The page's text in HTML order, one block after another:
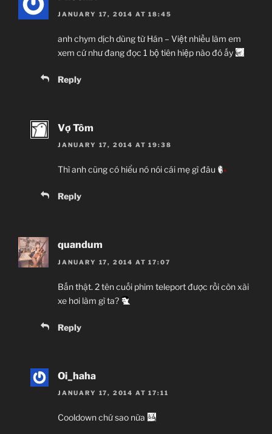
JANUARY 17, 2014 AT 18:45
anh chym dịch dùng từ Hán – Việt nhiều làm em
xem cứ như đang đọc 1 bộ tiên hiệp nào đó ấy
Reply
Vợ Tôm
JANUARY 17, 2014 AT 19:38
Thì anh cũng có hiểu nó nói cái mẹ gì đâu
Reply
quandum
JANUARY 17, 2014 AT 17:07
Bấn thật. 2 tên cuối phim teleport được rồi còn xài
xe hơi làm gì ta?
Reply
Oi_haha
JANUARY 17, 2014 AT 17:11
Cooldown chứ sao nữa